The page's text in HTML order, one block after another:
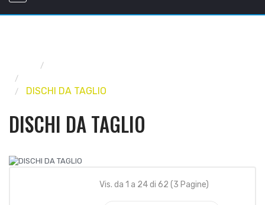
DISCHI DA TAGLIO
DISCHI DA TAGLIO
Vis. da 1 a 24 di 62 (3 Pagine)